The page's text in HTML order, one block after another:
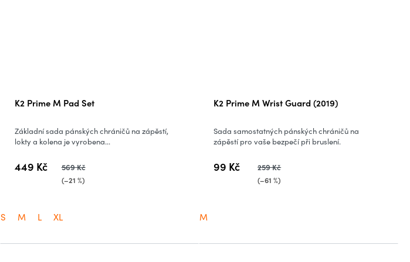
K2 Prime M Pad Set
449 Kč 569 Kč
(–21 %)
Základní sada pánských chráničů na zápěstí,
lokty a kolena je vyrobena...
S M L XL
K2 Prime M Wrist Guard (2019)
99 Kč 259 Kč
(–61 %)
Sada samostatných pánských chráničů na
zápěstí pro vaše bezpečí při bruslení.
M